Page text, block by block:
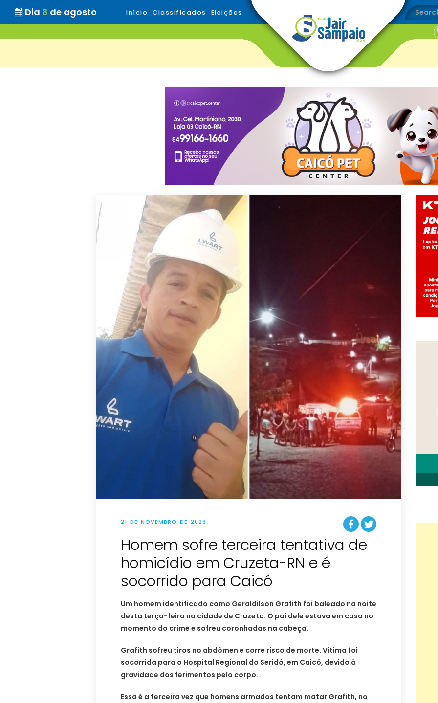
Dia 8 de agosto Início Classificados Eleições
21 DE NOVEMBRO DE 2023
Homem sofre terceira tentativa de
homicídio em Cruzeta-RN e é
socorrido para Caicó
Um homem identificado como Geraldilson Grafith foi baleado na noite
desta terça-feira na cidade de Cruzeta. O pai dele estava em casa no
momento do crime e sofreu coronhadas na cabeça.
Grafith sofreu tiros no abdômen e corre risco de morte. Vítima foi
socorrida para o Hospital Regional do Seridó, em Caicó, devido à
gravidade dos ferimentos pelo corpo.
Essa é a terceira vez que homens armados tentam matar Grafith, no